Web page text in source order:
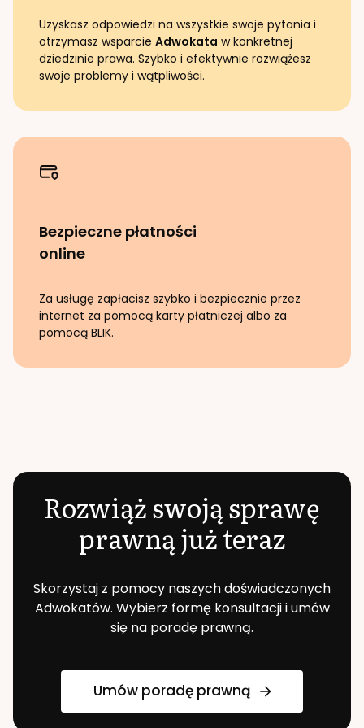
Uzyskasz odpowiedzi na wszystkie swoje pytania i
otrzymasz wsparcie Adwokata w konkretnej
dziedzinie prawa. Szybko i efektywnie rozwiążesz
swoje problemy i wątpliwości.
Bezpieczne płatności
online
Za usługę zapłacisz szybko i bezpiecznie przez
internet za pomocą karty płatniczej albo za
pomocą BLIK.
Rozwiąż swoją sprawę
prawną już teraz
Skorzystaj z pomocy naszych doświadczonych
Adwokatów. Wybierz formę konsultacji i umów
się na poradę prawną.
Umów poradę prawną